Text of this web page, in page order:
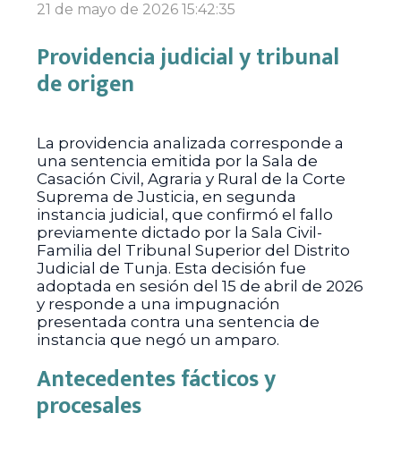
21 de mayo de 2026 15:42:35
Providencia judicial y tribunal
de origen
La providencia analizada corresponde a
una sentencia emitida por la Sala de
Casación Civil, Agraria y Rural de la Corte
Suprema de Justicia, en segunda
instancia judicial, que confirmó el fallo
previamente dictado por la Sala Civil-
Familia del Tribunal Superior del Distrito
Judicial de Tunja. Esta decisión fue
adoptada en sesión del 15 de abril de 2026
y responde a una impugnación
presentada contra una sentencia de
instancia que negó un amparo.
Antecedentes fácticos y
procesales